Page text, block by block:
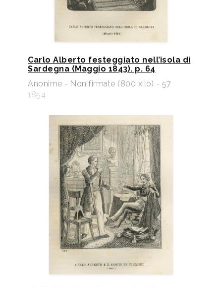
Carlo Alberto festeggiato nell’isola di
Sardegna (Maggio 1843). p. 64
Anonime - Non firmate (800 xilo) - 57
1854